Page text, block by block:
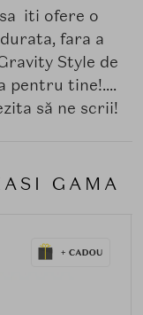
iti ofere o
fara a
Style de
pentru tine!....
să ne scrii!
GAMA